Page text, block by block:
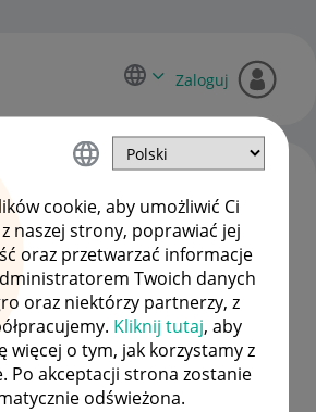
cookie, aby umożliwić Ci
naszej strony, poprawiać jej
oraz przetwarzać informacje
Twoich danych
oraz niektórzy partnerzy, z
Kliknij tutaj, aby
więcej o tym, jak korzystamy z
Po akceptacji strona zostanie
odświeżona.
Zaloguj
matYs307
Animator